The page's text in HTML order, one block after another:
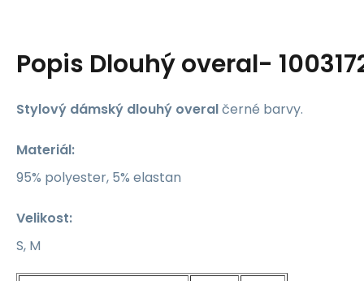
Popis Dlouhý overal-
Stylový dámský dlouhý overalčerné barvy.
Materiál:
95% polyester, 5% elastan
Velikost:
S, M